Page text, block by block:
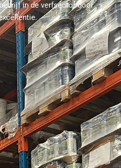
in de verfsector door